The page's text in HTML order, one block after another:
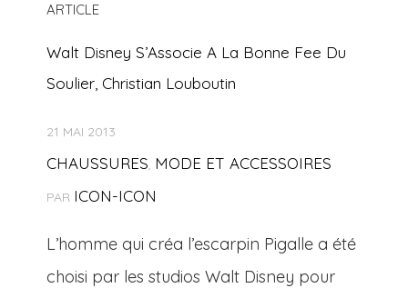
ARTICLE
Walt Disney S’Associe A La Bonne Fee Du
Soulier, Christian Louboutin
21 MAI 2013
CHAUSSURES, MODE ET ACCESSOIRES
PAR ICON-ICON
L’homme qui créa l’escarpin Pigalle a été
choisi par les studios Walt Disney pour